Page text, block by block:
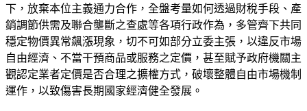
下，放棄本位主義通力合作，全盤考量如何透過財稅手段、產
銷調節供需及聯合壟斷之查處等各項行政作為，多管齊下共同
穩定物價異常飆漲現象，切不可如部分立委主張，以違反市場
自由經濟、不當干預商品或服務之定價，甚至賦予政府機關主
觀認定業者定價是否合理之擴權方式，破壞整體自由市場機制
運作，以致傷害長期國家經濟健全發展。